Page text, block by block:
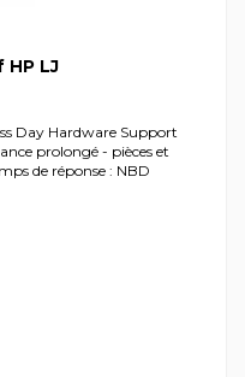
HP LJ
Day Hardware Support
prolongé - pièces et
de réponse : NBD